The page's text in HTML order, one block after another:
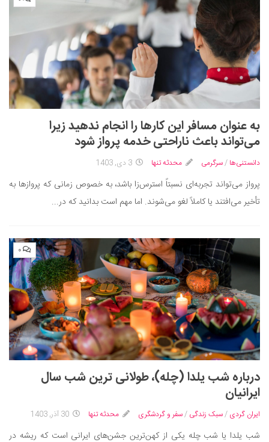
به عنوان مسافر این کار‌ها را انجام ندهید زیرا
می‌تواند باعث ناراحتی خدمه پرواز شود
دانستنی‌ها /سرگرمی محدثه تنها 3 دی, 1403
پرواز می‌تواند تجربه‌ای نسبتاً استرس‌زا باشد، به خصوص زمانی که پروازها به
تأخیر می‌افتند یا کاملاً لغو می‌شوند. اما مهم است بدانید که در...
۰
درباره شب یلدا (چله)، طولانی ترین شب سال
ایرانیان
ایران گردی /سبک زندگی /سفر و گردشگری محدثه تنها 30 آذر, 1403
شب یلدا یا شب چله یکی از کهن‌ترین جشن‌های ایرانی است که ریشه در